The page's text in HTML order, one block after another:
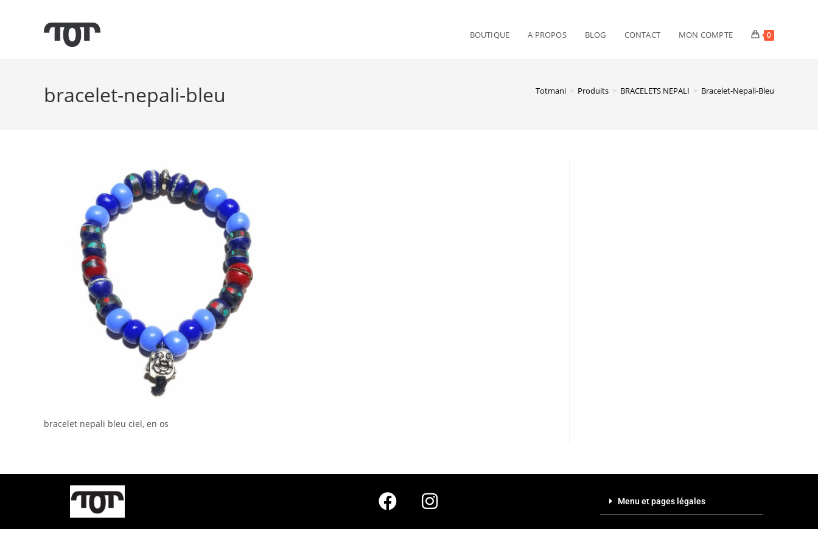
BOUTIQUE A PROPOS BLOG CONTACT MON COMPTE 0
bracelet-nepali-bleu Totmani > Produits > BRACELETS NEPALI > Bracelet-Nepali-Bleu
bracelet nepali bleu ciel, en os
Menu et pages légales